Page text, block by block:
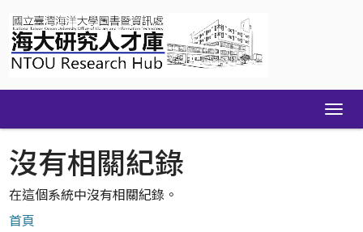
navigation
沒有相關紀錄
在這個系統中沒有相關紀錄。
首頁